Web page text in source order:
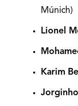
Múnich)
Lionel
Karim
Jorginho